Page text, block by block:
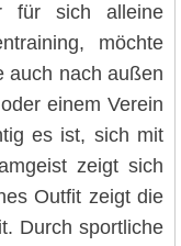
für sich alleine
möchte
auch nach außen
einem Verein
es ist, sich mit
zeigt sich
Outfit zeigt die
Durch sportliche